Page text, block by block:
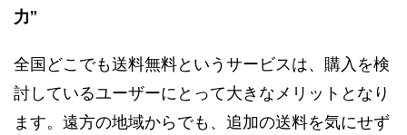
力”
全国どこでも送料無料というサービスは、購入を検
討しているユーザーにとって大きなメリットとなり
ます。遠方の地域からでも、追加の送料を気にせず